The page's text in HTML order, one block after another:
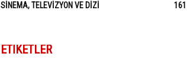
SINEMA, TELEVIZYON VE DIZI
161
ETIKETLER